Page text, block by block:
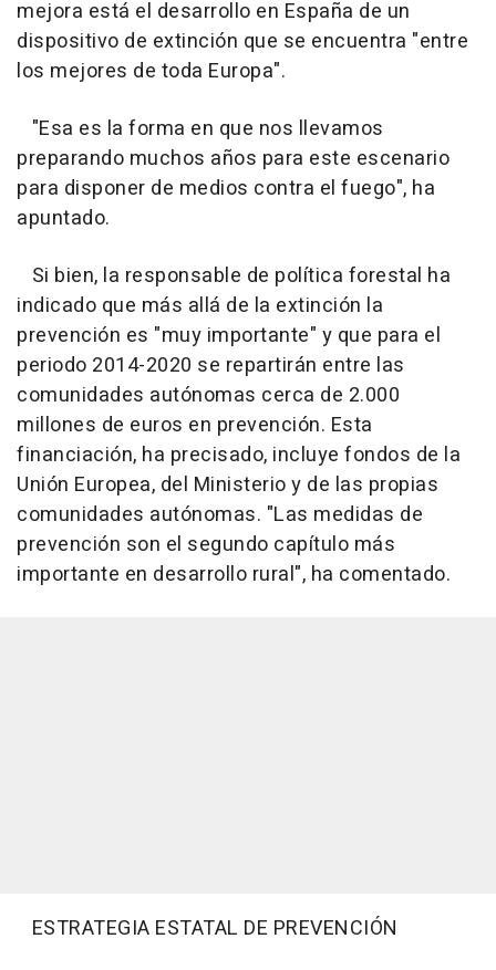
mejora está el desarrollo en España de un
dispositivo de extinción que se encuentra "entre
los mejores de toda Europa".
"Esa es la forma en que nos llevamos
preparando muchos años para este escenario
para disponer de medios contra el fuego", ha
apuntado.
Si bien, la responsable de política forestal ha
indicado que más allá de la extinción la
prevención es "muy importante" y que para el
periodo 2014-2020 se repartirán entre las
comunidades autónomas cerca de 2.000
millones de euros en prevención. Esta
financiación, ha precisado, incluye fondos de la
Unión Europea, del Ministerio y de las propias
comunidades autónomas. "Las medidas de
prevención son el segundo capítulo más
importante en desarrollo rural", ha comentado.
ESTRATEGIA ESTATAL DE PREVENCIÓN